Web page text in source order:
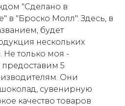
"Сделано в
в "Броско Молл". Здесь, в
будет
нескольких
Не только моя -
5
Они
сувенирную
качество товаров